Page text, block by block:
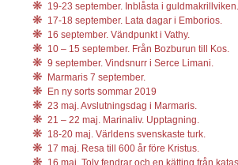
19-23 september. Inblåsta i guldmakrillviken.
17-18 september. Lata dagar i Emborios.
16 september. Vändpunkt i Vathy.
10 – 15 september. Från Bozburun till Kos.
9 september. Vindsnurr i Serce Limani.
Marmaris 7 september.
En ny sorts sommar 2019
23 maj. Avslutningsdag i Marmaris.
21 – 22 maj. Marinaliv. Upptagning.
18-20 maj. Världens svenskaste turk.
17 maj. Resa till 600 år före Kristus.
16 maj. Tolv fendrar och en kätting från